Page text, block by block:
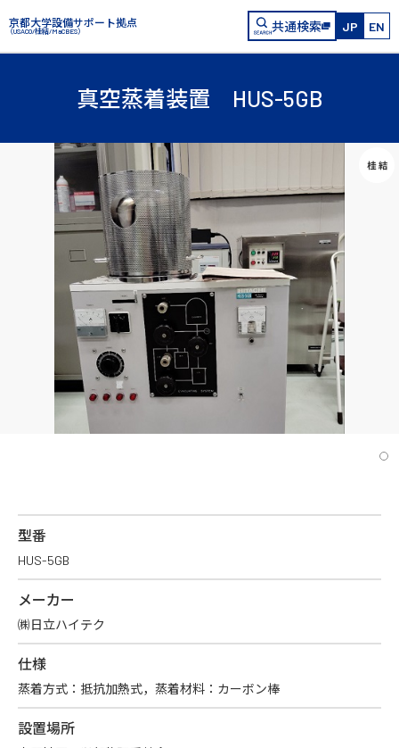
京都大学設備サポート拠点
（USACO/桂結/MaCBES） 共通検索 JP EN
真空蒸着装置 HUS-5GB
型番
HUS-5GB
メーカー
㈱日立ハイテク
仕様
蒸着方式：抵抗加熱式，蒸着材料：カーボン棒
設置場所